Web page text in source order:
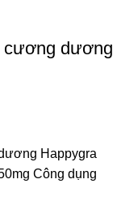
cương dương
Happygra
Công dụng